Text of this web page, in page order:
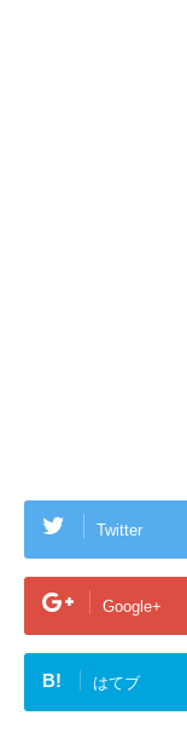
Twitter
Google+
B! はてブ